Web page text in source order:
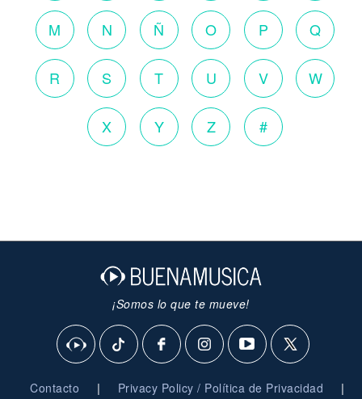
M N Ñ O P Q
R S T U V W
X Y Z #
¡Somos lo que te mueve!
Contacto | Privacy Policy / Política de Privacidad |